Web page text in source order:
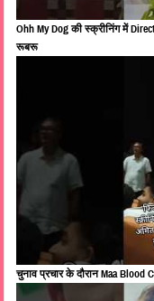
Ohh My Dog की स्क्रीनिंग में
रूबरू
चुनाव प्रचार के दौरान Maa Blood